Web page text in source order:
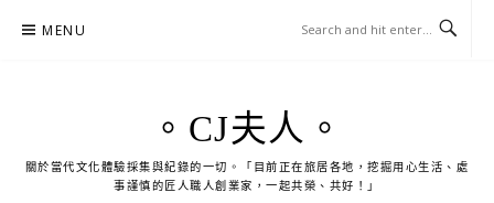
MENU
。CJ夫人。
關於當代文化體驗採集與紀錄的一切。「目前正在旅居各地，挖掘用心生活、處
事謹慎的匠人職人創業家，一起共榮、共好！」